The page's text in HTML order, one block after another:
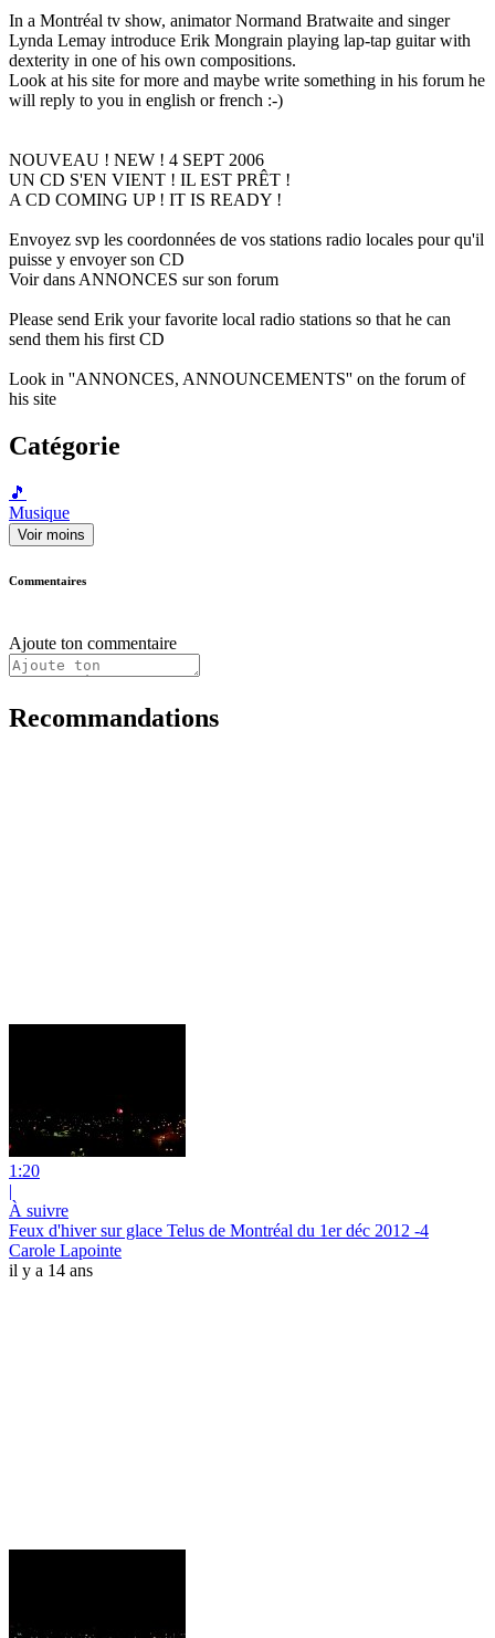
In a Montréal tv show, animator Normand Bratwaite and singer
Lynda Lemay introduce Erik Mongrain playing lap-tap guitar with
dexterity in one of his own compositions.
Look at his site for more and maybe write something in his forum he
will reply to you in english or french :-)
NOUVEAU ! NEW ! 4 SEPT 2006
UN CD S'EN VIENT ! IL EST PRÊT !
A CD COMING UP ! IT IS READY !
Envoyez svp les coordonnées de vos stations radio locales pour qu'il
puisse y envoyer son CD
Voir dans ANNONCES sur son forum
Please send Erik your favorite local radio stations so that he can
send them his first CD
Look in ''ANNONCES, ANNOUNCEMENTS'' on the forum of
his site
Catégorie
🎵
Musique
Voir moins
Commentaires
Ajoute ton commentaire
Recommandations
1:20
|
À suivre
Feux d'hiver sur glace Telus de Montréal du 1er déc 2012 -4
Carole Lapointe
il y a 14 ans